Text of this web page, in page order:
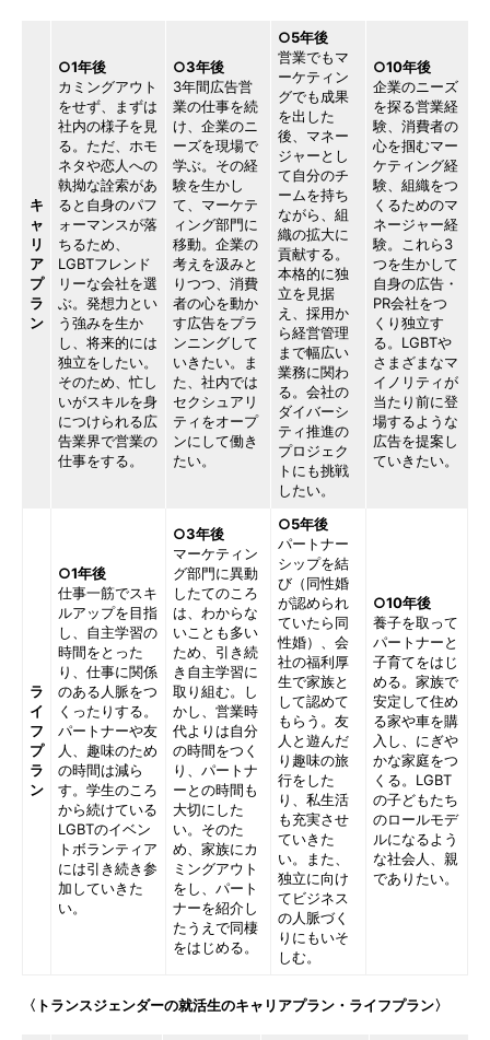
キ
ャ
リ
ア
プ
ラ
ン
○1年後
カミングアウト
をせず、まずは
社内の様子を見
る。ただ、ホモ
ネタや恋人への
執拗な詮索があ
ると自身のパフ
ォーマンスが落
ちるため、
LGBTフレンド
リーな会社を選
ぶ。発想力とい
う強みを生か
し、将来的には
独立をしたい。
そのため、忙し
いがスキルを身
につけられる広
告業界で営業の
仕事をする。
○3年後
3年間広告営
業の仕事を続
け、企業のニ
ーズを現場で
学ぶ。その経
験を生かし
て、マーケテ
ィング部門に
移動。企業の
考えを汲みと
りつつ、消費
者の心を動か
す広告をプラ
ンニングして
いきたい。ま
た、社内では
セクシュアリ
ティをオープ
ンにして働き
たい。
○5年後
営業でもマ
ーケティン
グでも成果
を出した
後、マネー
ジャーとし
て自分のチ
ームを持ち
ながら、組
織の拡大に
貢献する。
本格的に独
立を見据
え、採用か
ら経営管理
まで幅広い
業務に関わ
る。会社の
ダイバーシ
ティ推進の
プロジェク
トにも挑戦
したい。
○10年後
企業のニーズ
を探る営業経
験、消費者の
心を掴むマー
ケティング経
験、組織をつ
くるためのマ
ネージャー経
験。これら3
つを生かして
自身の広告・
PR会社をつ
くり独立す
る。LGBTや
さまざまなマ
イノリティが
当たり前に登
場するような
広告を提案し
ていきたい。
ラ
イ
フ
プ
ラ
ン
○1年後
仕事一筋でスキ
ルアップを目指
し、自主学習の
時間をとった
り、仕事に関係
のある人脈をつ
くったりする。
パートナーや友
人、趣味のため
の時間は減ら
す。学生のころ
から続けている
LGBTのイベン
トボランティア
には引き続き参
加していきた
い。
○3年後
マーケティン
グ部門に異動
したてのころ
は、わからな
いことも多い
ため、引き続
き自主学習に
取り組む。し
かし、営業時
代よりは自分
の時間をつく
り、パートナ
ーとの時間も
大切にした
い。そのた
め、家族にカ
ミングアウト
をし、パート
ナーを紹介し
たうえで同棲
をはじめる。
○5年後
パートナー
シップを結
び（同性婚
が認められ
ていたら同
性婚）、会
社の福利厚
生で家族と
して認めて
もらう。友
人と遊んだ
り趣味の旅
行をした
り、私生活
も充実させ
ていきた
い。また、
独立に向け
てビジネス
の人脈づく
りにもいそ
しむ。
○10年後
養子を取って
パートナーと
子育てをはじ
める。家族で
安定して住め
る家や車を購
入し、にぎや
かな家庭をつ
くる。LGBT
の子どもたち
のロールモデ
ルになるよう
な社会人、親
でありたい。
〈トランスジェンダーの就活生のキャリアプラン・ライフプラン〉